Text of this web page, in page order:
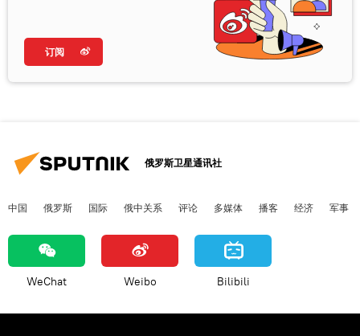
订阅
俄罗斯卫星通讯社
中国 俄罗斯 国际 俄中关系 评论 多媒体 播客 经济 军事
WeChat Weibo Bilibili